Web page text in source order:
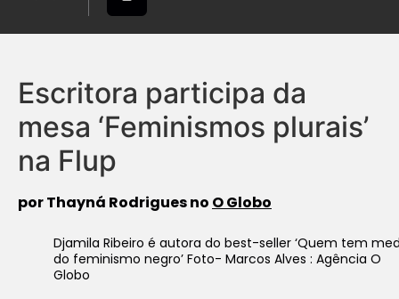
Escritora participa da
mesa ‘Feminismos plurais’
na Flup
por Thayná Rodrigues no O Globo
Djamila Ribeiro é autora do best-seller ‘Quem tem
do feminismo negro’ Foto- Marcos Alves : Agência O
Globo